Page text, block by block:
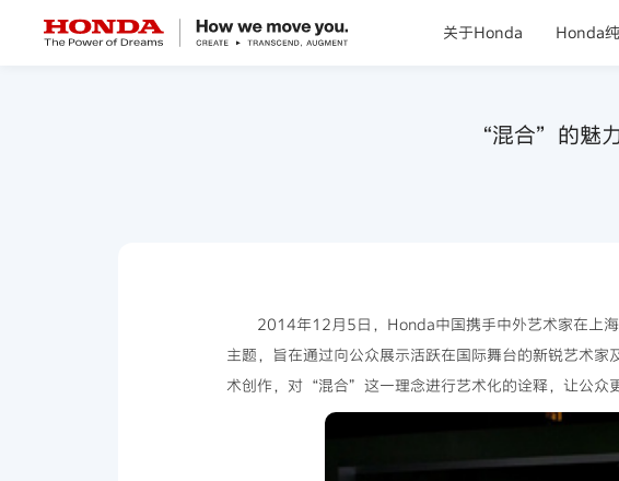
关于Honda Honda
“混合”的魅
2014年12月5日，Honda中国携手中外艺术家在上
主题，旨在通过向公众展示活跃在国际舞台的新锐艺术
术创作，对“混合”这一理念进行艺术化的诠释，让公众